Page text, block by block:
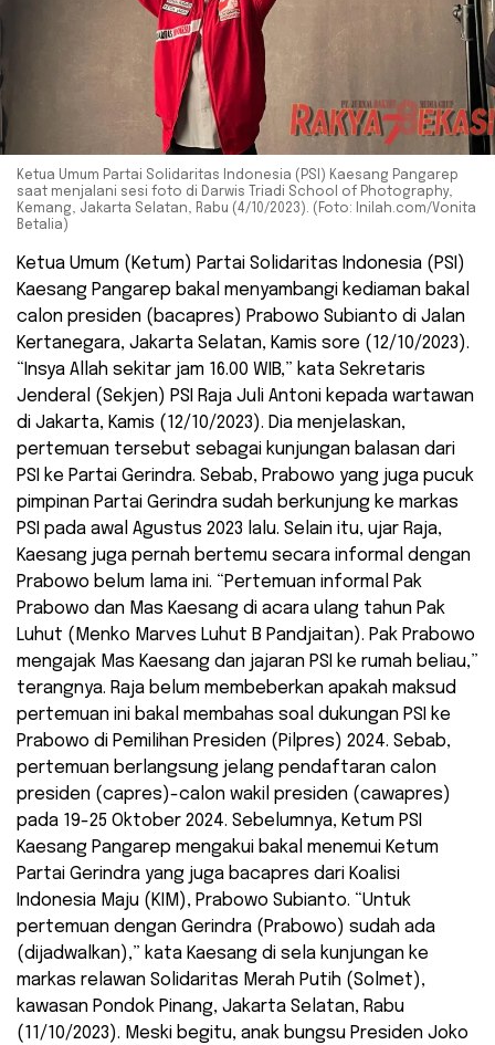
Ketua Umum Partai Solidaritas Indonesia (PSI) Kaesang Pangarep
saat menjalani sesi foto di Darwis Triadi School of Photography,
Kemang, Jakarta Selatan, Rabu (4/10/2023). (Foto: Inilah.com/Vonita
Betalia)
Ketua Umum (Ketum) Partai Solidaritas Indonesia (PSI)
Kaesang Pangarep bakal menyambangi kediaman bakal
calon presiden (bacapres) Prabowo Subianto di Jalan
Kertanegara, Jakarta Selatan, Kamis sore (12/10/2023).
“Insya Allah sekitar jam 16.00 WIB,” kata Sekretaris
Jenderal (Sekjen) PSI Raja Juli Antoni kepada wartawan
di Jakarta, Kamis (12/10/2023). Dia menjelaskan,
pertemuan tersebut sebagai kunjungan balasan dari
PSI ke Partai Gerindra. Sebab, Prabowo yang juga pucuk
pimpinan Partai Gerindra sudah berkunjung ke markas
PSI pada awal Agustus 2023 lalu. Selain itu, ujar Raja,
Kaesang juga pernah bertemu secara informal dengan
Prabowo belum lama ini. “Pertemuan informal Pak
Prabowo dan Mas Kaesang di acara ulang tahun Pak
Luhut (Menko Marves Luhut B Pandjaitan). Pak Prabowo
mengajak Mas Kaesang dan jajaran PSI ke rumah beliau,”
terangnya. Raja belum membeberkan apakah maksud
pertemuan ini bakal membahas soal dukungan PSI ke
Prabowo di Pemilihan Presiden (Pilpres) 2024. Sebab,
pertemuan berlangsung jelang pendaftaran calon
presiden (capres)-calon wakil presiden (cawapres)
pada 19-25 Oktober 2024. Sebelumnya, Ketum PSI
Kaesang Pangarep mengakui bakal menemui Ketum
Partai Gerindra yang juga bacapres dari Koalisi
Indonesia Maju (KIM), Prabowo Subianto. “Untuk
pertemuan dengan Gerindra (Prabowo) sudah ada
(dijadwalkan),” kata Kaesang di sela kunjungan ke
markas relawan Solidaritas Merah Putih (Solmet),
kawasan Pondok Pinang, Jakarta Selatan, Rabu
(11/10/2023). Meski begitu, anak bungsu Presiden Joko